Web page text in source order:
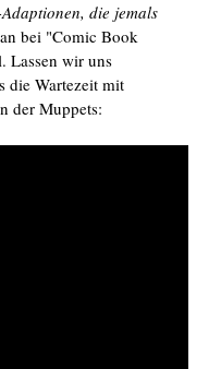
die jemals
bei "Comic Book
Lassen wir uns
die Wartezeit mit
der Muppets: